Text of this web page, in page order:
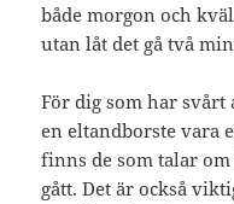
både morgon och
utan låt det gå två
För dig som har
en eltandborste vara
finns de som talar
gått. Det är också